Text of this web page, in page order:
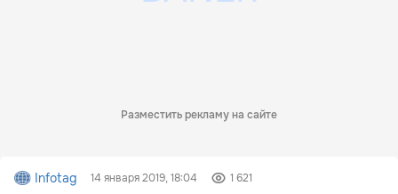
Разместить рекламу на сайте
Infotag 14 января 2019, 18:04 1 621